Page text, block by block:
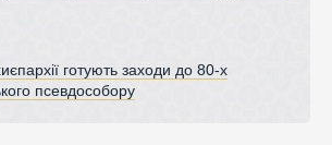
готують заходи до 80-х
псевдособору